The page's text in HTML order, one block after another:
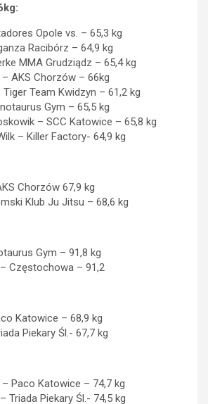
Opole vs. – 65,3 kg
Racibórz – 64,9 kg
MMA Grudziądz – 65,4 kg
– AKS Chorzów – 66kg
Team Kwidzyn – 61,2 kg
Gym – 65,5 kg
– SCC Katowice – 65,8 kg
– Killer Factory- 64,9 kg
Chorzów 67,9 kg
Klub Ju Jitsu – 68,6 kg
Gym – 91,8 kg
Częstochowa – 91,2
Katowice – 68,9 kg
Piekary Śl.- 67,7 kg
Paco Katowice – 74,7 kg
Triada Piekary Śl.- 74,5 kg